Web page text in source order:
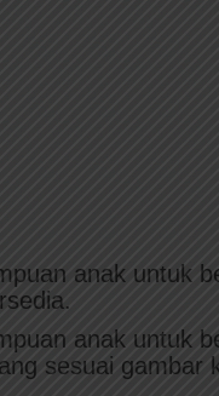
anak untuk
anak untuk
sesuai gambar